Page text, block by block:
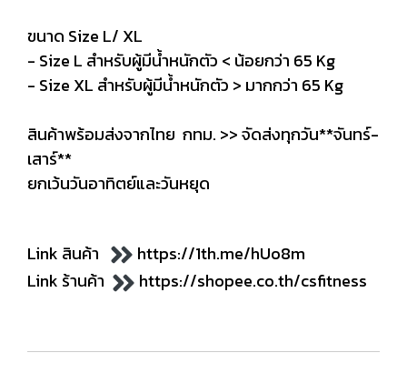
ขนาด Size L/ XL
- Size L สำหรับผู้มีน้ำหนักตัว < น้อยกว่า 65 Kg
- Size XL สำหรับผู้มีน้ำหนักตัว > มากกว่า 65 Kg
สินค้าพร้อมส่งจากไทย กทม. >> จัดส่งทุกวัน**จันทร์-
เสาร์**
ยกเว้นวันอาทิตย์และวันหยุด
Link สินค้า
https://1th.me/hUo8m
Link ร้านค้า
https://shopee.co.th/csfitness